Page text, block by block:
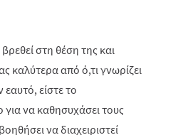
στη θέση της και
καλύτερα από ό,τι γνωρίζει
εαυτό, είστε το
να καθησυχάσει τους
να διαχειριστεί